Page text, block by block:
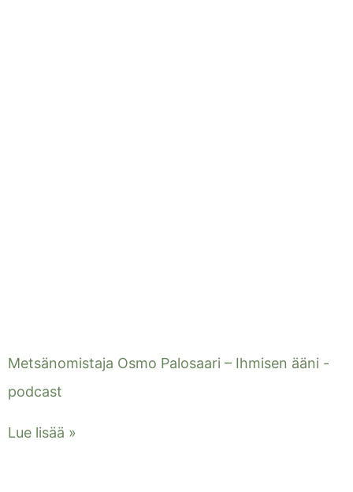
Metsänomistaja Osmo Palosaari – Ihmisen ääni -
podcast
Lue lisää »